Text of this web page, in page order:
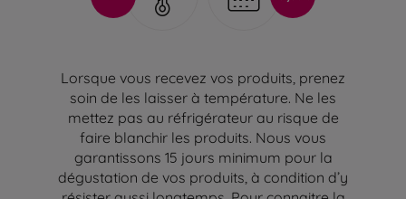
Lorsque vous recevez vos produits, prenez
soin de les laisser à température. Ne les
mettez pas au réfrigérateur au risque de
faire blanchir les produits. Nous vous
garantissons 15 jours minimum pour la
dégustation de vos produits, à condition d’y